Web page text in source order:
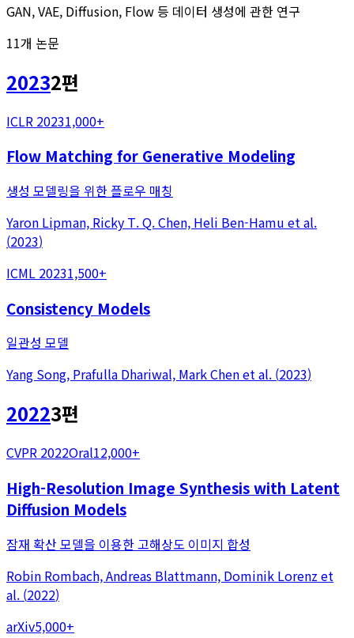
GAN, VAE, Diffusion, Flow 등 데이터 생성에 관한 연구
11개 논문
20232편
ICLR 20231,000+
Flow Matching for Generative Modeling
생성 모델링을 위한 플로우 매칭
Yaron Lipman, Ricky T. Q. Chen, Heli Ben-Hamu et al.
(2023)
ICML 20231,500+
Consistency Models
일관성 모델
Yang Song, Prafulla Dhariwal, Mark Chenet al. (2023)
20223편
CVPR 2022Oral12,000+
High-Resolution Image Synthesis with Latent
Diffusion Models
잠재 확산 모델을 이용한 고해상도 이미지 합성
Robin Rombach, Andreas Blattmann, Dominik Lorenz et
al. (2022)
arXiv5,000+